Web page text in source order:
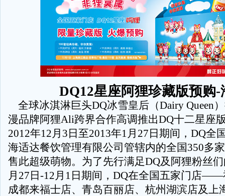
DQ12星座阿狸珍藏版预购-
全球冰淇淋巨头DQ冰雪皇后（Dairy Queen
漫品牌阿狸Ali跨界合作高调推出DQ十二星座
2012年12月3日至2013年1月27日期间，DQ全
海适达餐饮管理有限公司管辖内的全国350多
售此超级萌物。为了先行满足DQ及阿狸粉丝
月27日-12月1日期间，DQ在全国五家门店
成都来福士店、青岛百丽店、杭州湖滨店及上